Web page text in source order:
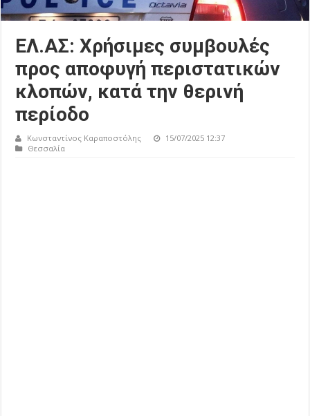
ΕΛ.ΑΣ: Χρήσιμες συμβουλές
προς αποφυγή περιστατικών
κλοπών, κατά την θερινή
περίοδο
Κωνσταντίνος Καραποστόλης
15/07/2025 12:37
Θεσσαλία